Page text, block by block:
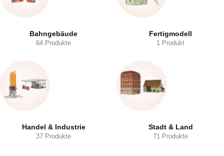
Bahngebäude
64 Produkte
Fertigmodell
1 Produkt
Handel & Industrie
37 Produkte
Stadt & Land
71 Produkte